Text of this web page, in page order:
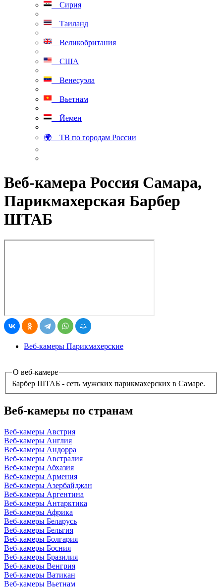
Сирия
Таиланд
Великобритания
США
Венесуэла
Вьетнам
Йемен
🌍 ТВ по городам России
Веб-камера Россия Самара,
Парикмахерская Барбер
ШТАБ
Веб-камеры Парикмахерские
О веб-камере
Барбер ШТАБ - сеть мужских парикмахерских в Самаре.
Веб-камеры по странам
Веб-камеры Австрия
Веб-камеры Англия
Веб-камеры Андорра
Веб-камеры Австралия
Веб-камеры Абхазия
Веб-камеры Армения
Веб-камеры Азербайджан
Веб-камеры Аргентина
Веб-камеры Антарктика
Веб-камеры Африка
Веб-камеры Беларусь
Веб-камеры Бельгия
Веб-камеры Болгария
Веб-камеры Босния
Веб-камеры Бразилия
Веб-камеры Венгрия
Веб-камеры Ватикан
Веб-камеры Вьетнам